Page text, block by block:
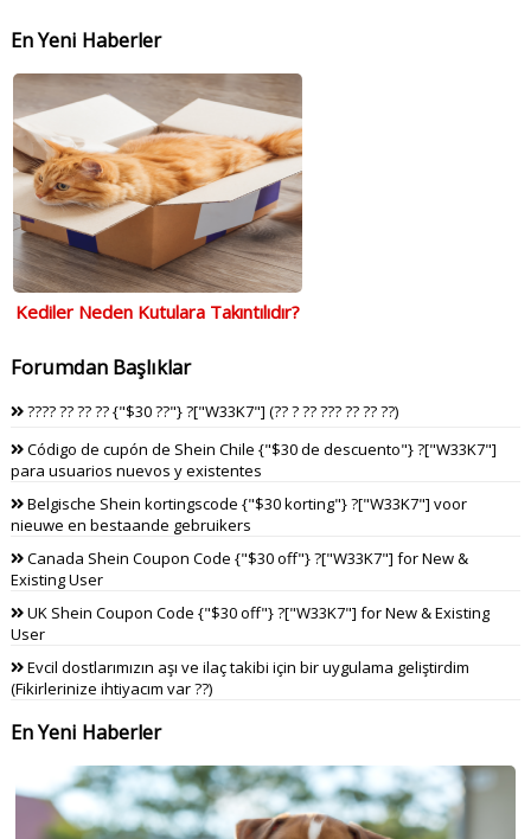
En Yeni Haberler
Kediler Neden Kutulara Takıntılıdır?
Forumdan Başlıklar
???? ?? ?? ?? {"$30 ??"} ?["W33K7"] (?? ? ?? ??? ?? ?? ??)
Código de cupón de Shein Chile {"$30 de descuento"} ?["W33K7"]
para usuarios nuevos y existentes
Belgische Shein kortingscode {"$30 korting"} ?["W33K7"] voor
nieuwe en bestaande gebruikers
Canada Shein Coupon Code {"$30 off"} ?["W33K7"] for New &
Existing User
UK Shein Coupon Code {"$30 off"} ?["W33K7"] for New & Existing
User
Evcil dostlarımızın aşı ve ilaç takibi için bir uygulama geliştirdim
(Fikirlerinize ihtiyacım var ??)
En Yeni Haberler